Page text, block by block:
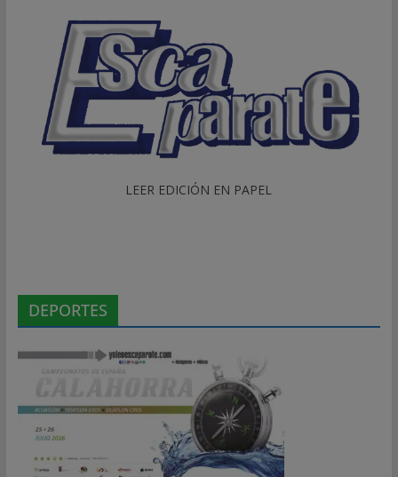
LEER EDICIÓN EN PAPEL
DEPORTES